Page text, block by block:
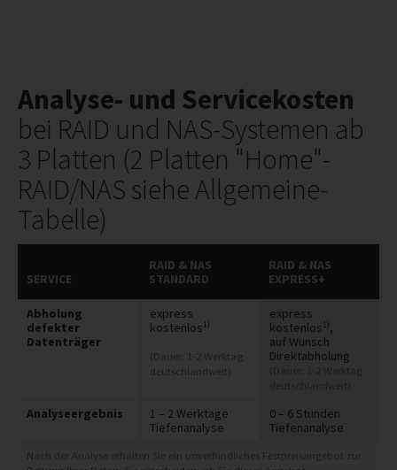
Analyse- und Servicekosten
bei RAID und NAS-Systemen ab
3 Platten (2 Platten "Home"-
RAID/NAS siehe Allgemeine-
Tabelle)
SERVICE
RAID & NAS
STANDARD
RAID & NAS
EXPRESS+
Abholung
defekter
Datenträger
express
kostenlos1)
(Dauer: 1-2 Werktag
deutschlandweit)
express
kostenlos1),
auf Wunsch
Direktabholung
Analyseergebnis
1 – 2 Werktage
Tiefenanalyse
0 – 6 Stunden
Tiefenanalyse